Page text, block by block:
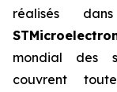
réalisés
mondial des
couvrent